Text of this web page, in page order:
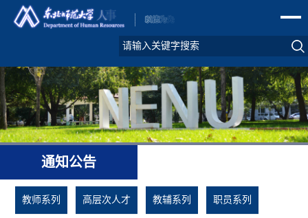
通知公告
教师系列 高层次人才 教辅系列 职员系列